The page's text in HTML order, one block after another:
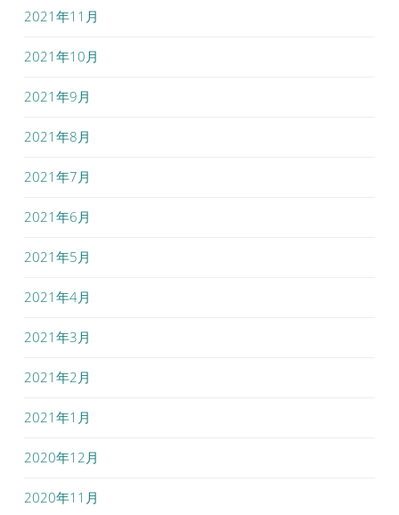
2021年11月
2021年10月
2021年9月
2021年8月
2021年7月
2021年6月
2021年5月
2021年4月
2021年3月
2021年2月
2021年1月
2020年12月
2020年11月